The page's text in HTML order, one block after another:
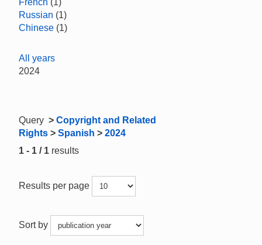
French (1)
Russian (1)
Chinese (1)
All years
2024
Query > Copyright and Related
Rights > Spanish > 2024
1 - 1 / 1 results
Results per page
Sort by